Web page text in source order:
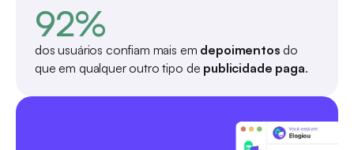
92%
dos usuários confiam mais em depoimentos do
que em qualquer outro tipo de publicidade paga.